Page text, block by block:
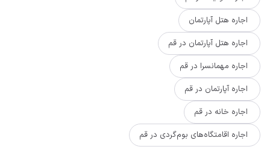
اجاره هتل آپارتمان
اجاره هتل آپارتمان در قم
اجاره مهمانسرا در قم
اجاره آپارتمان در قم
اجاره خانه در قم
اجاره اقامتگاه‌های بوم‌گردی در قم